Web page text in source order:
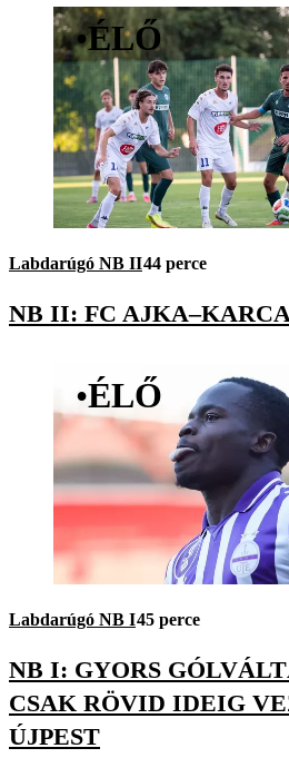
•ÉLŐ
Labdarúgó NB II44 perce
NB II: FC
•ÉLŐ
Labdarúgó NB I45 perce
NB I: GYORS
CSAK RÖVID IDEIG
ÚJPEST